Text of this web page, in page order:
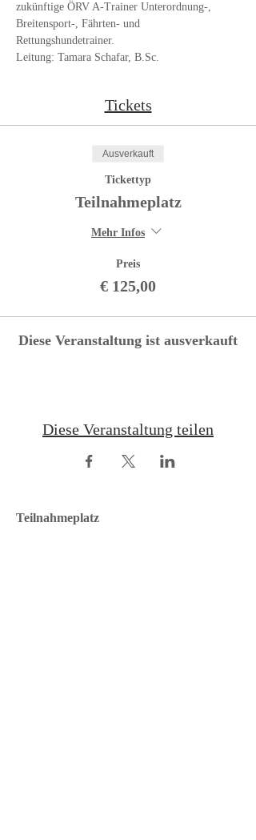
zukünftige ÖRV A-Trainer Unterordnung-,
Breitensport-, Fährten- und
Rettungshundetrainer.
Leitung: Tamara Schafar, B.Sc.
Tickets
Ausverkauft
Tickettyp
Teilnahmeplatz
Mehr Infos
Preis
€ 125,00
Diese Veranstaltung ist ausverkauft
Diese Veranstaltung teilen
Teilnahmeplatz